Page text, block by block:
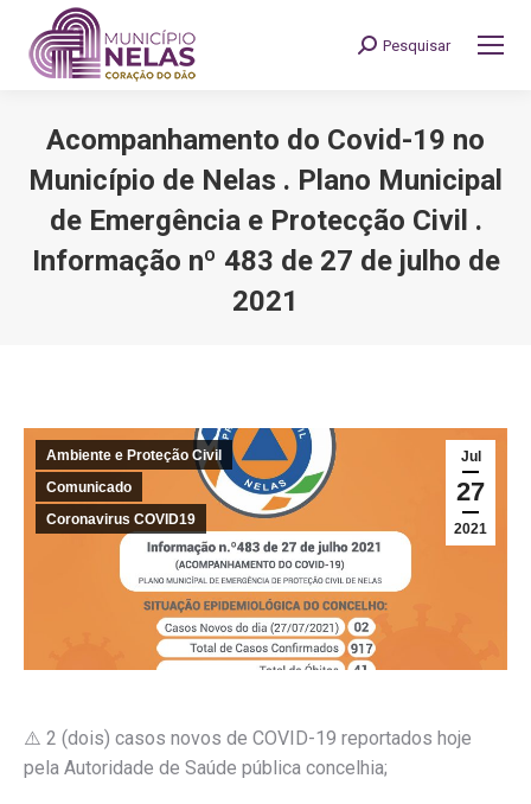
Search:
Pesquisar
Acompanhamento do Covid-19 no
Município de Nelas . Plano Municipal
de Emergência e Protecção Civil .
Informação nº 483 de 27 de julho de
2021
Jul
27
2021
Ambiente e Proteção Civil
Comunicado
Coronavirus COVID19
⚠️ 2 (dois) casos novos de COVID-19 reportados hoje
pela Autoridade de Saúde pública concelhia;